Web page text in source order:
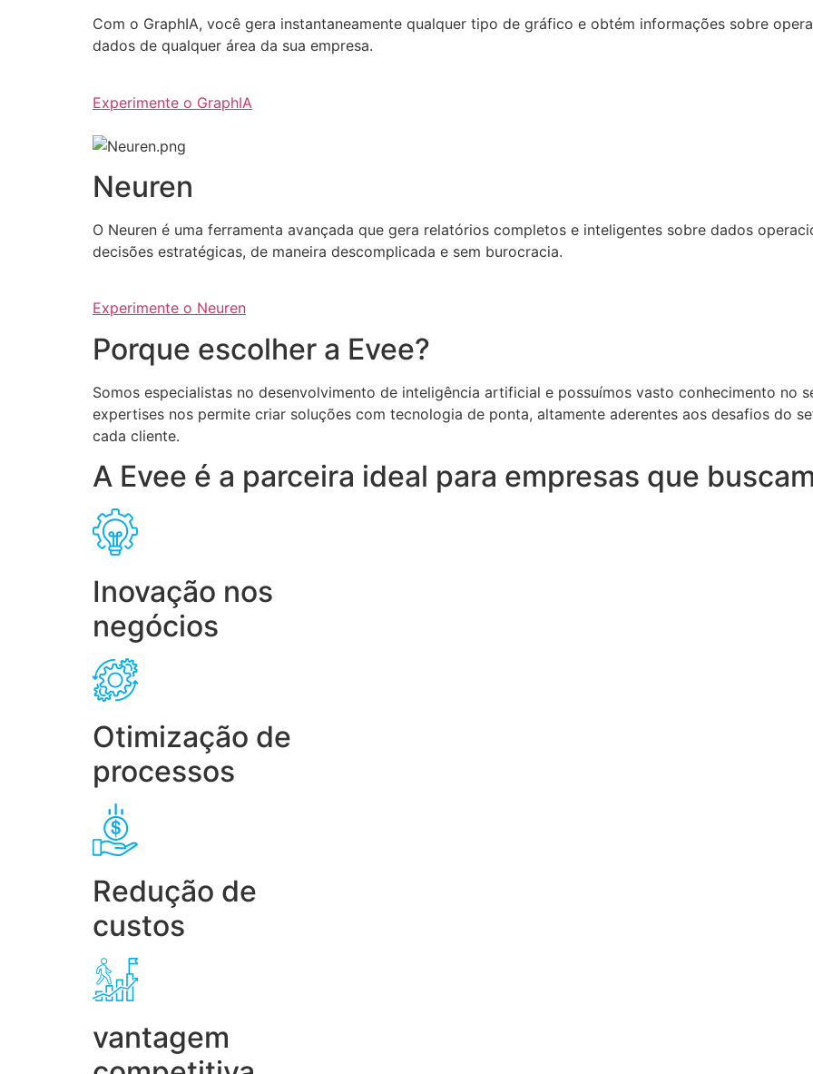
Com o GraphIA, você gera instantaneamente qualquer tipo de gráfico e obtém informações sobre
dados de qualquer área da sua empresa.
Experimente o GraphIA
Neuren
O Neuren é uma ferramenta avançada que gera relatórios completos e inteligentes sobre dados
decisões estratégicas, de maneira descomplicada e sem burocracia.
Experimente o Neuren
Porque escolher a Evee?
Somos especialistas no desenvolvimento de inteligência artificial e possuímos vasto conhecimento no
expertises nos permite criar soluções com tecnologia de ponta, altamente aderentes aos desafios do
cada cliente.
A Evee é a parceira ideal para empresas que
Inovação nos
negócios
Otimização de
processos
Redução de
custos
vantagem